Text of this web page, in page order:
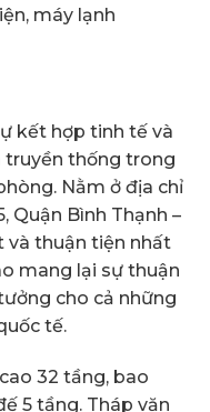
máy lạnh
kết hợp tinh tế và
truyền thống trong
Nằm ở địa chỉ
Quận Bình Thạnh –
và thuận tiện nhất
mang lại sự thuận
cho cả những
tế.
32 tầng, bao
5 tầng. Tháp văn